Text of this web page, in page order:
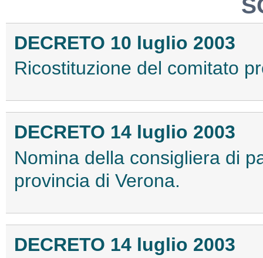
DECRETO 10 luglio 2003
Ricostituzione del comitato
DECRETO 14 luglio 2003
Nomina della consigliera di
provincia di Verona.
DECRETO 14 luglio 2003